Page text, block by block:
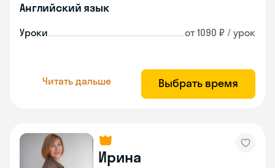
Английский язык
Уроки от 1090 ₽ / урок
Читать дальше Выбрать время
Ирина